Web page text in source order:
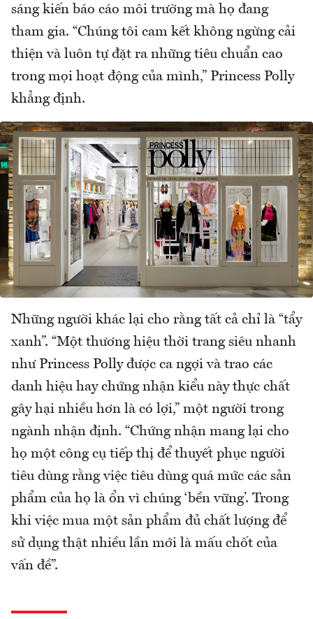
sáng kiến báo cáo môi trường mà họ đang
tham gia. “Chúng tôi cam kết không ngừng cải
thiện và luôn tự đặt ra những tiêu chuẩn cao
trong mọi hoạt động của mình,” Princess Polly
khẳng định.
Những người khác lại cho rằng tất cả chỉ là “tẩy
xanh”. “Một thương hiệu thời trang siêu nhanh
như Princess Polly được ca ngợi và trao các
danh hiệu hay chứng nhận kiểu này thực chất
gây hại nhiều hơn là có lợi,” một người trong
ngành nhận định. “Chứng nhận mang lại cho
họ một công cụ tiếp thị để thuyết phục người
tiêu dùng rằng việc tiêu dùng quá mức các sản
phẩm của họ là ổn vì chúng ‘bền vững’. Trong
khi việc mua một sản phẩm đủ chất lượng để
sử dụng thật nhiều lần mới là mấu chốt của
vấn đề”.